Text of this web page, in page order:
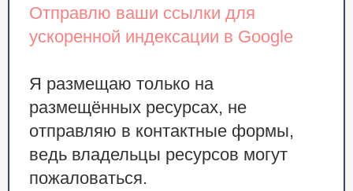
Отправлю ваши ссылки для
ускоренной индексации в Google
Я размещаю только на
размещённых ресурсах, не
отправляю в контактные формы,
ведь владельцы ресурсов могут
пожаловаться.